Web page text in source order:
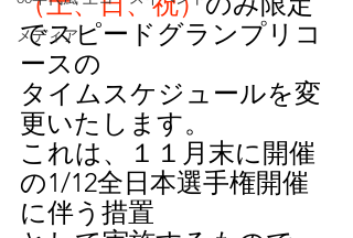
メディア
でスピードグランプリコ
ースの
タイムスケジュールを変
更いたします。
これは、１１月末に開催
の1/12全日本選手権開催
に伴う措置